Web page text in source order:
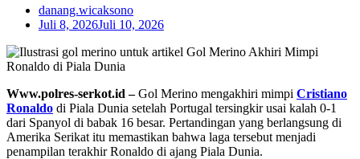
danang.wicaksono
Juli 8, 2026Juli 10, 2026
Www.polres-serkot.id –Gol Merino mengakhiri mimpi Cristiano
Ronaldo di Piala Dunia setelah Portugal tersingkir usai kalah 0-1
dari Spanyol di babak 16 besar. Pertandingan yang berlangsung di
Amerika Serikat itu memastikan bahwa laga tersebut menjadi
penampilan terakhir Ronaldo di ajang Piala Dunia.